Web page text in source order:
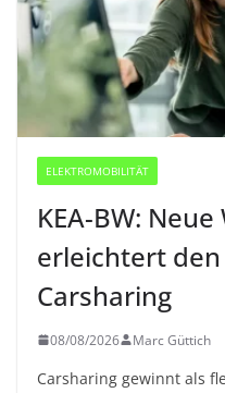
ELEKTROMOBILITÄT
KEA-BW:
erleichtert den
Carsharing
08/08/2026 Marc Güttich
Carsharing gewinnt als